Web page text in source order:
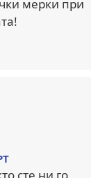
мерки при
сте ни го